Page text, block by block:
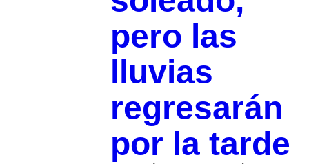
pero las
lluvias
regresarán
por la tarde